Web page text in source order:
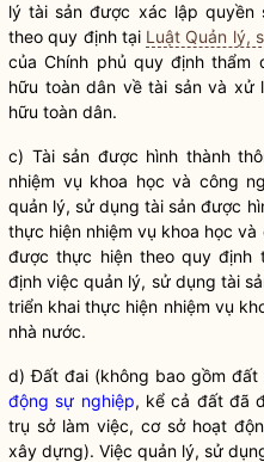
lý tài sản được xác lập quyền
theo quy định tại Luật Quản lý,
của Chính phủ quy định thẩm
hữu toàn dân về tài sản và
hữu toàn dân.
c) Tài sản được hình thành
nhiệm vụ khoa học và công
quản lý, sử dụng tài sản được
thực hiện nhiệm vụ khoa học
được thực hiện theo quy định
định việc quản lý, sử dụng tài
triển khai thực hiện nhiệm vụ
nhà nước.
d) Đất đai (không bao gồm đất
động sự nghiệp, kể cả đất đã
trụ sở làm việc, cơ sở hoạt
xây dựng). Việc quản lý, sử